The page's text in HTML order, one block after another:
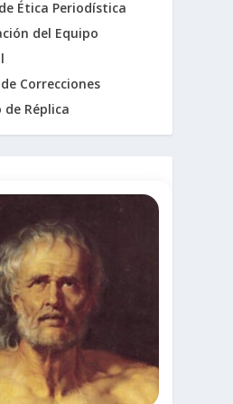
Ética Periodística
del Equipo
Correcciones
de Réplica